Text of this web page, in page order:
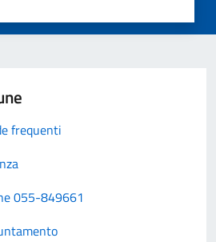
frequenti
055-849661